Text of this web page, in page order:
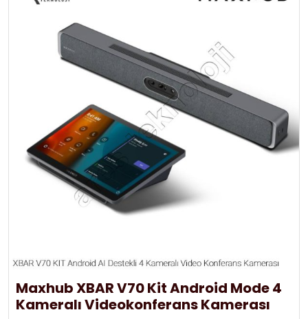
Maxhub XBAR V70 Kit Android Mode 4
Kameralı Videokonferans Kamerası